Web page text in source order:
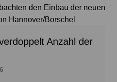
den Einbau der neuen
Hannover/Borschel
Anzahl der